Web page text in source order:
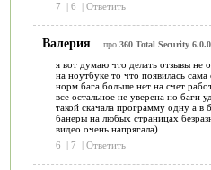
7
| 6 | Ответить
Валерия про 360 Total Security
я вот думаю что делать отзывы не
на ноутбуке то что появилась сама
норм бага больше нет на счет
все остальное не уверена но баги
такой скачала программу одну а в
банеры на любых страницах
видео очень напрягала)
6
| 7 | Ответить